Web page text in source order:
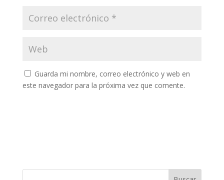
Guarda mi nombre, correo electrónico y web en
este navegador para la próxima vez que comente.